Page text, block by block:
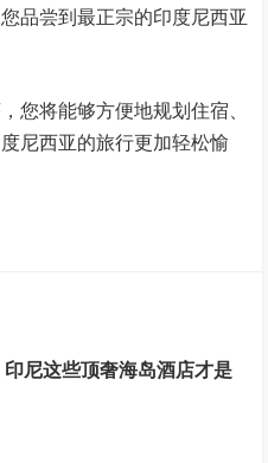
品尝到最正宗的印度尼西亚
您将能够方便地规划住宿、
尼西亚的旅行更加轻松愉
尼这些顶奢海岛酒店才是